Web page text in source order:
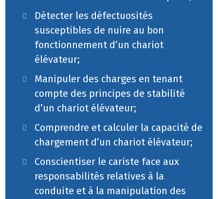
Détecter les défectuosités
susceptibles de nuire au bon
fonctionnement d’un chariot
élévateur;
Manipuler des charges en tenant
compte des principes de stabilité
d’un chariot élévateur;
Comprendre et calculer la capacité de
chargement d’un chariot élévateur;
Conscientiser le cariste face aux
responsabilités relatives à la
conduite et à la manipulation des